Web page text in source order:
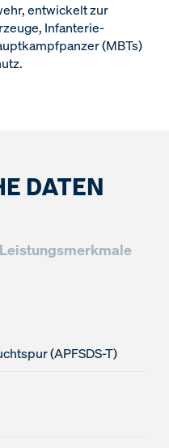
entwickelt zur
Infanterie-
(MBTs)
DATEN
Leistungsmerkmale
(APFSDS-T)